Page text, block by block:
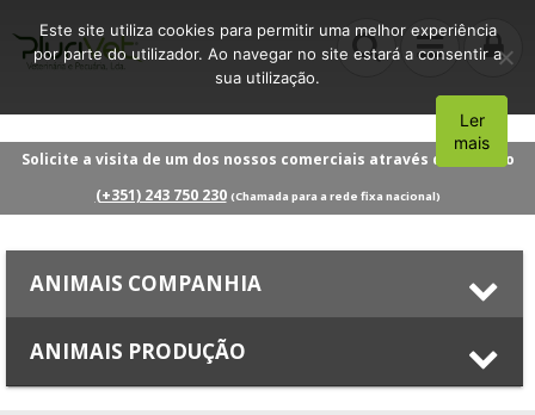
Solicite a visita de um dos nossos comerciais através do número
(+351) 243 750 230 (Chamada para a rede fixa nacional)
ANIMAIS COMPANHIA
ANIMAIS PRODUÇÃO
Este site utiliza cookies para permitir uma melhor experiência
por parte do utilizador. Ao navegar no site estará a consentir a
sua utilização.
Aceito
Ler
mais